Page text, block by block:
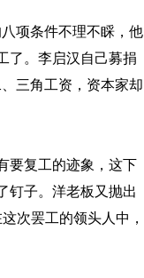
项条件不理不睬，他
了。李启汉自己募捐
三角工资，资本家却
复工的迹象，这下
钉子。洋老板又抛出
次罢工的领头人中，